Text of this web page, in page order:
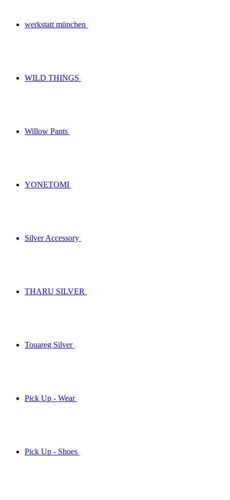
werkstatt münchen
WILD THINGS
Willow Pants
YONETOMI
Silver Accessory
THARU SILVER
Touareg Silver
Pick Up - Wear
Pick Up - Shoes